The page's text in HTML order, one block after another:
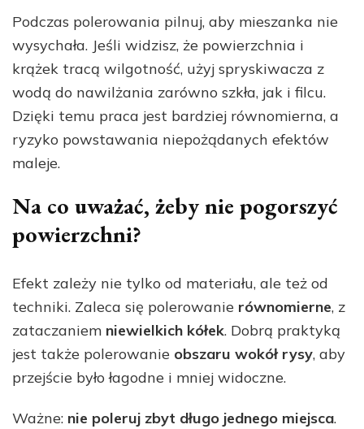
Podczas polerowania pilnuj, aby mieszanka nie
wysychała. Jeśli widzisz, że powierzchnia i
krążek tracą wilgotność, użyj spryskiwacza z
wodą do nawilżania zarówno szkła, jak i filcu.
Dzięki temu praca jest bardziej równomierna, a
ryzyko powstawania niepożądanych efektów
maleje.
Na co uważać, żeby nie pogorszyć
powierzchni?
Efekt zależy nie tylko od materiału, ale też od
techniki. Zaleca się polerowanie równomierne, z
zataczaniem niewielkich kółek. Dobrą praktyką
jest także polerowanie obszaru wokół rysy, aby
przejście było łagodne i mniej widoczne.
Ważne: nie poleruj zbyt długo jednego miejsca.